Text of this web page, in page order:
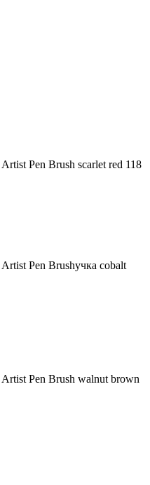
Pen Brush scarlet red 118
Pen Brushучка cobalt
Pen Brush walnut brown